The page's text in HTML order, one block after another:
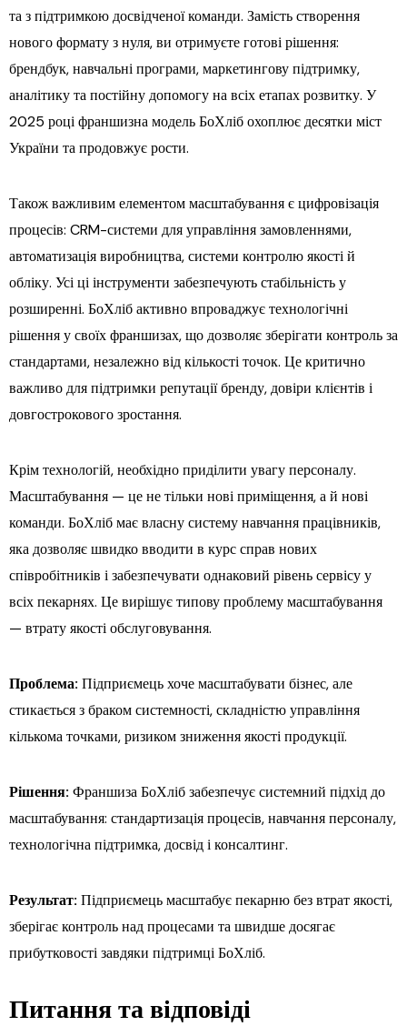
та з підтримкою досвідченої команди. Замість створення
нового формату з нуля, ви отримуєте готові рішення:
брендбук, навчальні програми, маркетингову підтримку,
аналітику та постійну допомогу на всіх етапах розвитку. У
2025 році франшизна модель БоХліб охоплює десятки міст
України та продовжує рости.
Також важливим елементом масштабування є цифровізація
процесів: CRM-системи для управління замовленнями,
автоматизація виробництва, системи контролю якості й
обліку. Усі ці інструменти забезпечують стабільність у
розширенні. БоХліб активно впроваджує технологічні
рішення у своїх франшизах, що дозволяє зберігати контроль за
стандартами, незалежно від кількості точок. Це критично
важливо для підтримки репутації бренду, довіри клієнтів і
довгострокового зростання.
Крім технологій, необхідно приділити увагу персоналу.
Масштабування — це не тільки нові приміщення, а й нові
команди. БоХліб має власну систему навчання працівників,
яка дозволяє швидко вводити в курс справ нових
співробітників і забезпечувати однаковий рівень сервісу у
всіх пекарнях. Це вирішує типову проблему масштабування
— втрату якості обслуговування.
Проблема: Підприємець хоче масштабувати бізнес, але
стикається з браком системності, складністю управління
кількома точками, ризиком зниження якості продукції.
Рішення: Франшиза БоХліб забезпечує системний підхід до
масштабування: стандартизація процесів, навчання персоналу,
технологічна підтримка, досвід і консалтинг.
Результат: Підприємець масштабує пекарню без втрат якості,
зберігає контроль над процесами та швидше досягає
прибутковості завдяки підтримці БоХліб.
Питання та відповіді